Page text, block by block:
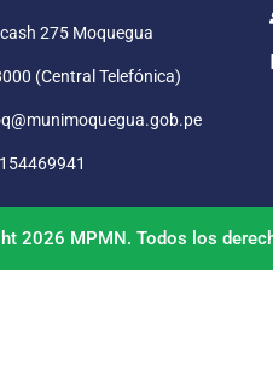
275 Moquegua
(Central Telefónica)
2026 MPMN. Todos los